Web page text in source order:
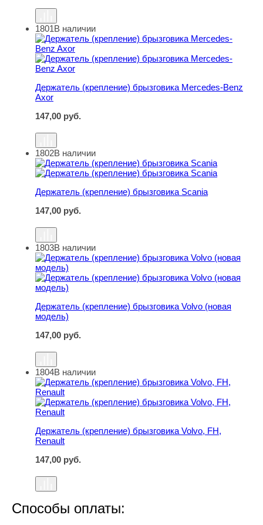
Держатель (крепление) брызговика Mercedes-Benz Axor
1801В наличии
Держатель (крепление) брызговика Mercedes-Benz
Axor
147,00 руб.
Держатель (крепление) брызговика Scania
1802В наличии
Держатель (крепление) брызговика Scania
147,00 руб.
Держатель (крепление) брызговика Volvo (новая
1803В наличии
Держатель (крепление) брызговика Volvo (новая
модель)
147,00 руб.
Держатель (крепление) брызговика Volvo, FH, Renault
1804В наличии
Держатель (крепление) брызговика Volvo, FH,
Renault
147,00 руб.
Способы оплаты: